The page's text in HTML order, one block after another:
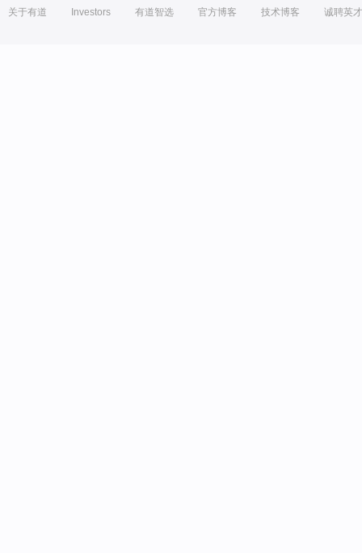
关于有道 Investors 有道智选 官方博客 技术博客 诚聘英才